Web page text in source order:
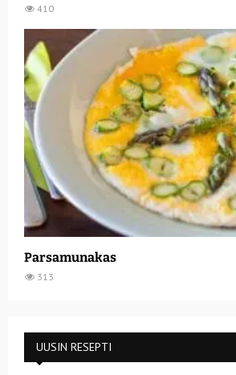
410
Parsamunakas
313
UUSIN RESEPTI